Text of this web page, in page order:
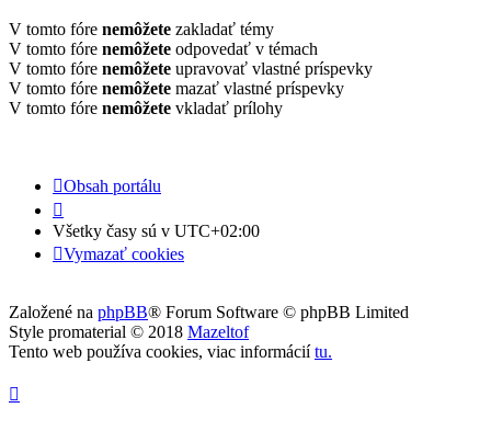
V tomto fóre nemôžete zakladať témy
V tomto fóre nemôžete odpovedať v témach
V tomto fóre nemôžete upravovať vlastné príspevky
V tomto fóre nemôžete mazať vlastné príspevky
V tomto fóre nemôžete vkladať prílohy
Obsah portálu
Všetky časy sú v UTC+02:00
Vymazať cookies
Založené na phpBB® Forum Software © phpBB Limited
Style promaterial © 2018 Mazeltof
Tento web používa cookies, viac informáciítu.